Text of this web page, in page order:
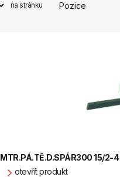
na stránku
MTR.PÁ.TĚ.D.SPÁR300 15/2-4
otevřít produkt